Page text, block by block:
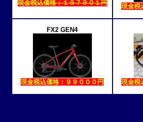
現金税込価格：１９７９０１円 現金税
FX2 GEN4
現金税込価格：９９０００円 現金税